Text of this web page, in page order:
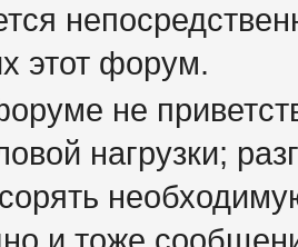
этот форум.
не
нагрузки;